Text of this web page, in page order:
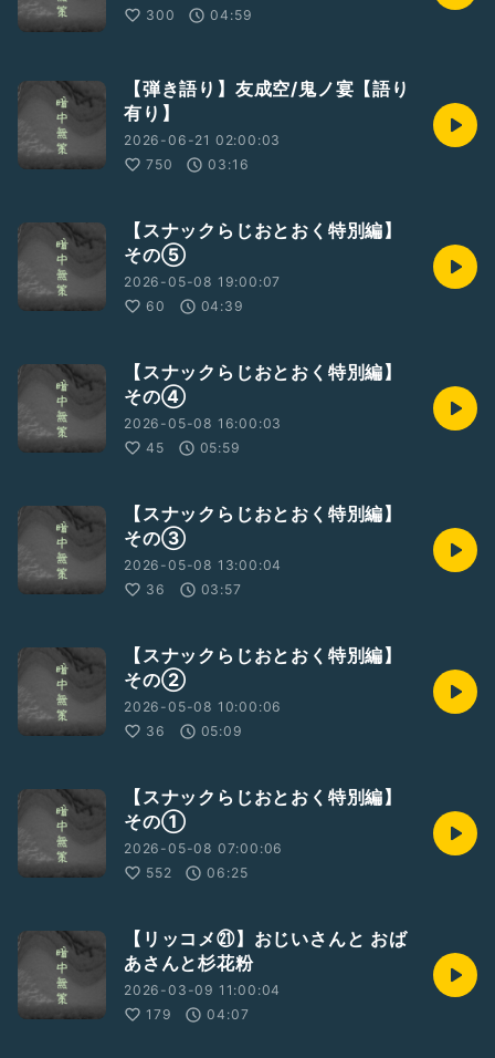
300
04:59
【弾き語り】友成空/鬼ノ宴【語り
有り】
2026-06-21 02:00:03
750
03:16
【スナックらじおとおく特別編】
その⑤
2026-05-08 19:00:07
60
04:39
【スナックらじおとおく特別編】
その④
2026-05-08 16:00:03
45
05:59
【スナックらじおとおく特別編】
その③
2026-05-08 13:00:04
36
03:57
【スナックらじおとおく特別編】
その②
2026-05-08 10:00:06
36
05:09
【スナックらじおとおく特別編】
その①
2026-05-08 07:00:06
552
06:25
【リッコメ㉑】おじいさんと おば
あさんと杉花粉
2026-03-09 11:00:04
179
04:07